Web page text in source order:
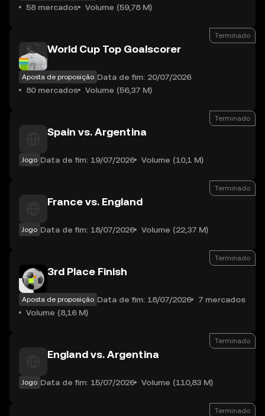
58 mercados
Volume (59,78 M)
Terminado
World Cup Top Goalscorer
Aposta de proposição Data de fim: 20/07/2026
80 mercados
Volume (56,37 M)
Terminado
Spain vs. Argentina
Jogo Data de fim: 19/07/2026 Volume (10,1 M)
Terminado
France vs. England
Jogo Data de fim: 18/07/2026 Volume (22,37 M)
Terminado
3rd Place Finish
Aposta de proposição Data de fim: 18/07/2026
7 mercados
Volume (8,16 M)
Terminado
England vs. Argentina
Jogo Data de fim: 15/07/2026 Volume (110,83 M)
Terminado